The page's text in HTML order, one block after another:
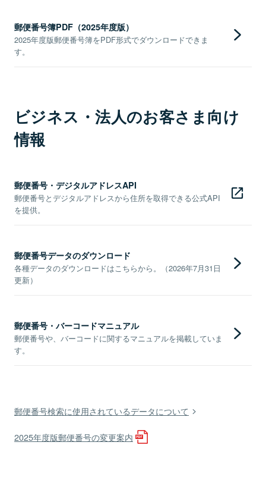
郵便番号簿PDF（2025年度版）
2025年度版郵便番号簿をPDF形式でダウンロードできま
す。
ビジネス・法人のお客さま向け
情報
郵便番号・デジタルアドレスAPI
郵便番号とデジタルアドレスから住所を取得できる公式API
を提供。
郵便番号データのダウンロード
各種データのダウンロードはこちらから。（2026年7月31日
更新）
郵便番号・バーコードマニュアル
郵便番号や、バーコードに関するマニュアルを掲載していま
す。
郵便番号検索に使用されているデータについて
2025年度版郵便番号の変更案内